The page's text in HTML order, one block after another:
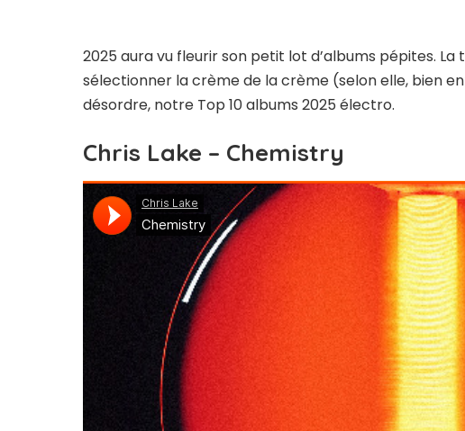
2025 aura vu fleurir son petit lot d’albums pépites.
sélectionner la crème de la crème (selon elle, bien
désordre, notre Top 10 albums 2025 électro.
Chris Lake – Chemistry